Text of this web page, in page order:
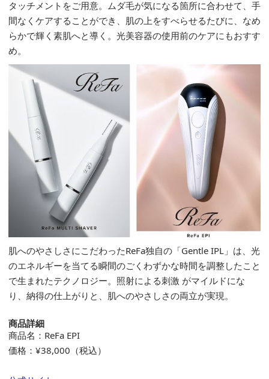
タッチメントをご用意。ムダ毛が気になる箇所に合わせて、手
間なくケアすることができ、肌の上をすべらせるたびに、なめ
らかで輝く素肌へと導く。光美容器の使用前のケアにもおすす
め。
肌へのやさしさにこだわったReFa独自の「Gentle IPL」は、光
のエネルギーを当てる瞬間のごくわずかな時間を調整したこと
で生まれたテクノロジー。照射による刺激 がマイルドにな
り、納得の仕上がりと、肌へのやさしさの両立が実現。
商品詳細
商品名：ReFa EPI
価格：¥38,000（税込）